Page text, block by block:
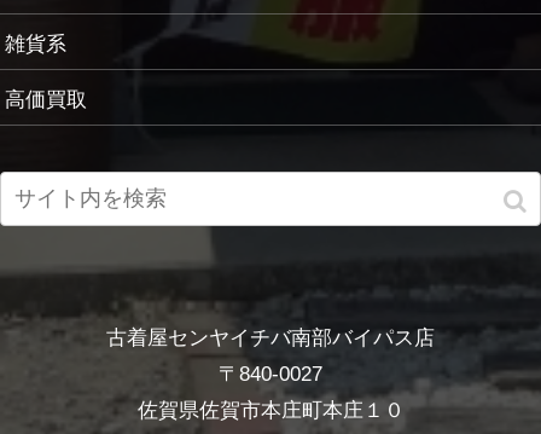
雑貨系
高価買取
古着屋センヤイチバ南部バイパス店
〒840-0027
佐賀県佐賀市本庄町本庄１０